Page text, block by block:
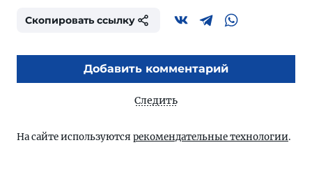
Скопировать ссылку
Добавить комментарий
Следить
На сайте используются рекомендательные технологии.